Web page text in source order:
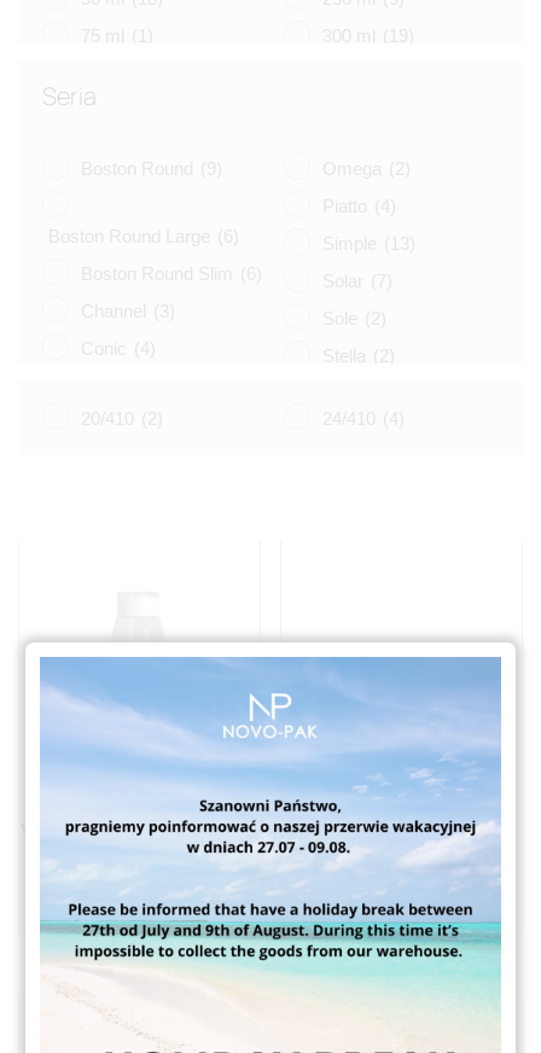
75 ml
(1)
125 ml
300 ml
(19)
Seria
Boston Round (9)
Boston Round Large (6)
Boston Round Slim
(6)
Channel
(3)
Conic
(4)
Libra
(3)
Omega (2)
Piatto
(4)
Simple (13)
Solar
(7)
Sole (2)
Stella (2)
Vege
20/410 (2) 24/410 (4)
Vege Bis F8000 400ml
Butelki do kosmetyków
Vege F5900 100ml
Butelki do kosmetyków